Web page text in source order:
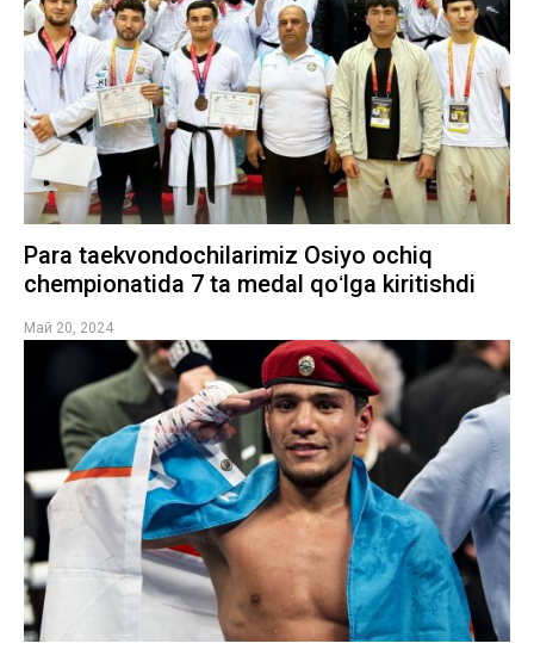
Para taekvondochilarimiz Osiyo ochiq
chempionatida 7 ta medal qoʻlga kiritishdi
Май 20, 2024